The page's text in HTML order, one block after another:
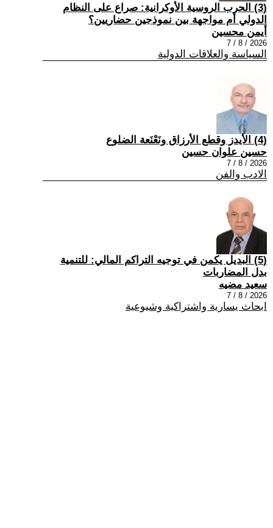
(3) الحرب الروسية الأوكرانية: صراع على النظام
الدولي أم مواجهة بين نموذجين حضاريين؟
أيمن محسين
2026 / 8 / 7
السياسة والعلاقات الدولية
(4) الأيدز وقطع الأرزاق ونَعْنَعة الضلوع
حسين علوان حسين
2026 / 8 / 7
الادب والفن
(5) البديل يكمن في توجيه التراكم المالي: للتنمية
بدل المضاربات
سعيد مضيه
2026 / 8 / 7
ابحاث يسارية واشتراكية وشيوعية